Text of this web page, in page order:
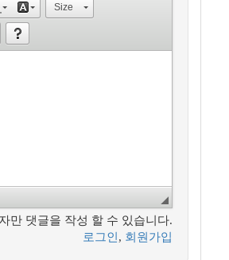
Size
만 댓글을 작성 할 수 있습니다.
로그인 , 회원가입